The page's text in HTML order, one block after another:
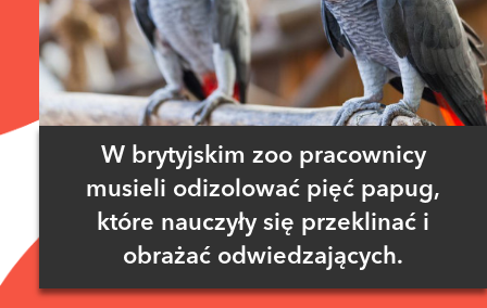
W brytyjskim zoo pracownicy
musieli odizolować pięć papug,
które nauczyły się przeklinać i
obrażać odwiedzających.